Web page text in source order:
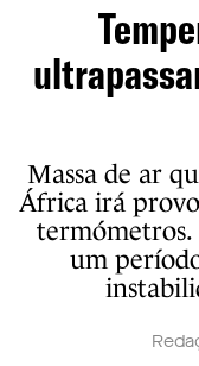
Massa de ar
África irá
termómetros.
um